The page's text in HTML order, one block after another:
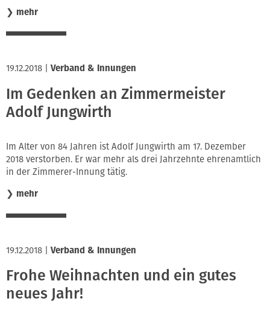
❯ mehr
19.12.2018 Verband & Innungen
Im Gedenken an Zimmermeister
Adolf Jungwirth
Im Alter von 84 Jahren ist Adolf Jungwirth am 17. Dezember
2018 verstorben. Er war mehr als drei Jahrzehnte ehrenamtlich
in der Zimmerer-Innung tätig.
❯ mehr
19.12.2018 Verband & Innungen
Frohe Weihnachten und ein gutes
neues Jahr!